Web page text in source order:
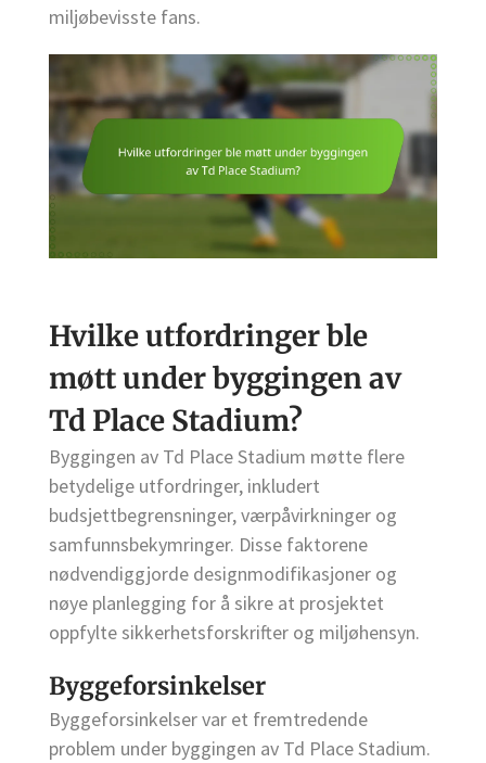
miljøbevisste fans.
Hvilke utfordringer ble
møtt under byggingen av
Td Place Stadium?
Byggingen av Td Place Stadium møtte flere
betydelige utfordringer, inkludert
budsjettbegrensninger, værpåvirkninger og
samfunnsbekymringer. Disse faktorene
nødvendiggjorde designmodifikasjoner og
nøye planlegging for å sikre at prosjektet
oppfylte sikkerhetsforskrifter og miljøhensyn.
Byggeforsinkelser
Byggeforsinkelser var et fremtredende
problem under byggingen av Td Place Stadium.